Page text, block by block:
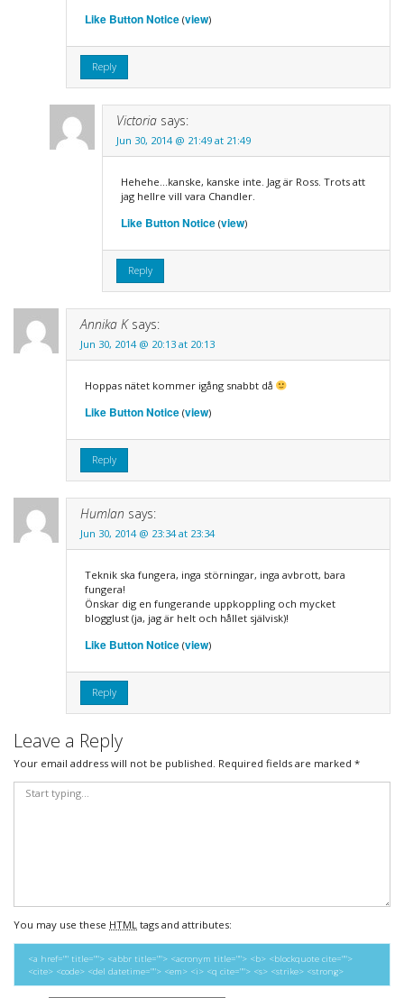
Like Button Notice(view)
Reply
Victoria says:
Jun 30, 2014 @ 21:49 at 21:49
Hehehe…kanske, kanske inte. Jag är Ross. Trots att
jag hellre vill vara Chandler.
Like Button Notice(view)
Reply
Annika K says:
Jun 30, 2014 @ 20:13 at 20:13
Hoppas nätet kommer igång snabbt då
Like Button Notice(view)
Reply
Humlan says:
Jun 30, 2014 @ 23:34 at 23:34
Teknik ska fungera, inga störningar, inga avbrott, bara
fungera!
Önskar dig en fungerande uppkoppling och mycket
blogglust (ja, jag är helt och hållet självisk)!
Like Button Notice(view)
Reply
Leave a Reply
Your email address will not be published. Required fields are marked *
You may use these HTML tags and attributes:
<a href="" title=""> <abbr title=""> <acronym title=""> <b> <blockquote cite="">
<cite> <code> <del datetime=""> <em> <i> <q cite=""> <s> <strike> <strong>